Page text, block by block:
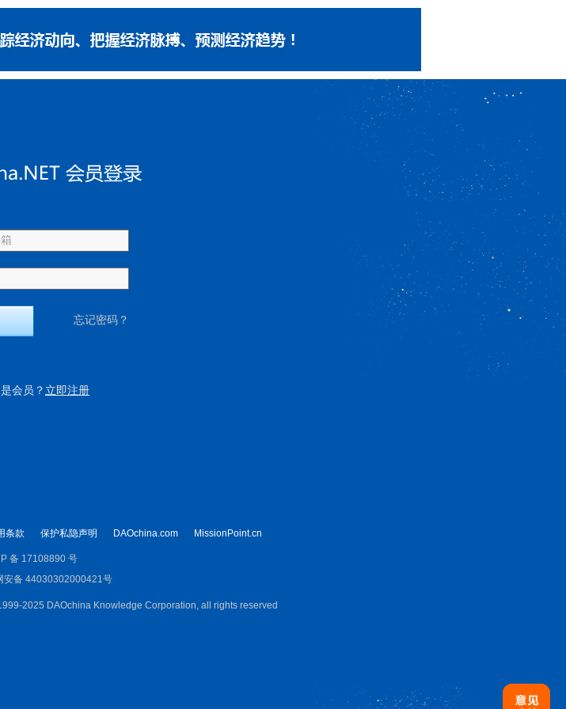
忘记密码？
会员？ 立即注册
条款 保护私隐声明 DAOchina.com MissionPoint.cn
备 17108890 号
安备 44030302000421号
2025 DAOchina Knowledge Corporation, all rights reserved